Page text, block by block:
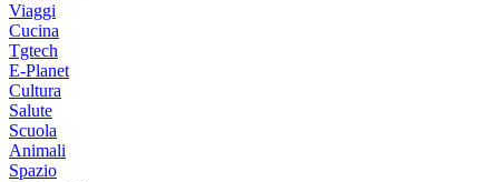
Viaggi
Cucina
Tgtech
E-Planet
Cultura
Salute
Scuola
Animali
Spazio